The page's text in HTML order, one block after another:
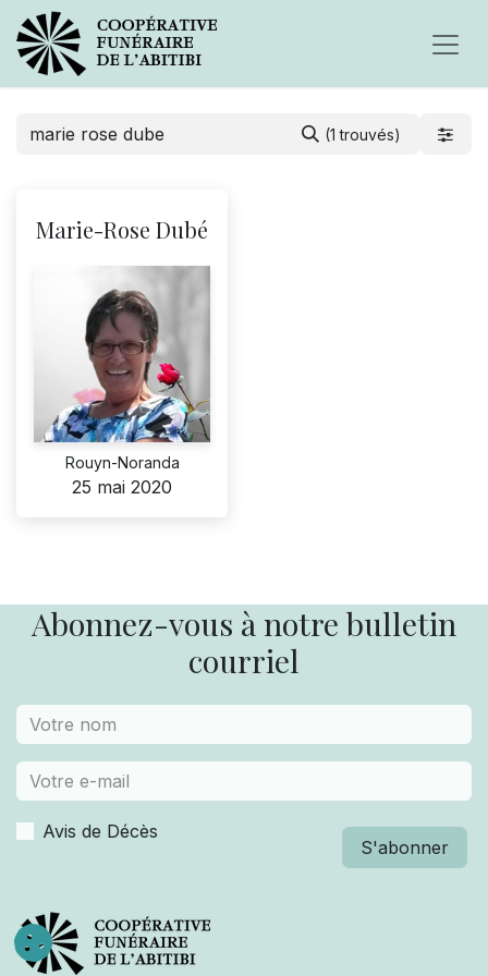
(1 trouvés)
Marie-Rose Dubé
Rouyn-Noranda
25 mai 2020
Abonnez-vous à notre bulletin
courriel
Avis de Décès
S'abonner